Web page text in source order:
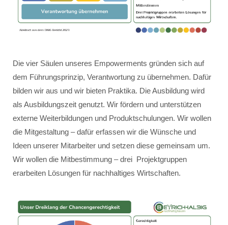
Die vier Säulen unseres Empowerments gründen sich auf
dem Führungsprinzip, Verantwortung zu übernehmen. Dafür
bilden wir aus und wir bieten Praktika. Die Ausbildung wird
als Ausbildungszeit genutzt. Wir fördern und unterstützen
externe Weiterbildungen und Produktschulungen. Wir wollen
die Mitgestaltung – dafür erfassen wir die Wünsche und
Ideen unserer Mitarbeiter und setzen diese gemeinsam um.
Wir wollen die Mitbestimmung – drei Projektgruppen
erarbeiten Lösungen für nachhaltiges Wirtschaften.